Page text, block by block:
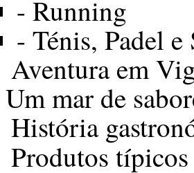
- Running
- Ténis, Padel e
Aventura em
Um mar de
História
Produtos típicos